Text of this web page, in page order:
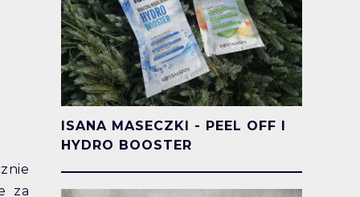
za
ISANA MASECZKI - PEEL OFF I
HYDRO BOOSTER